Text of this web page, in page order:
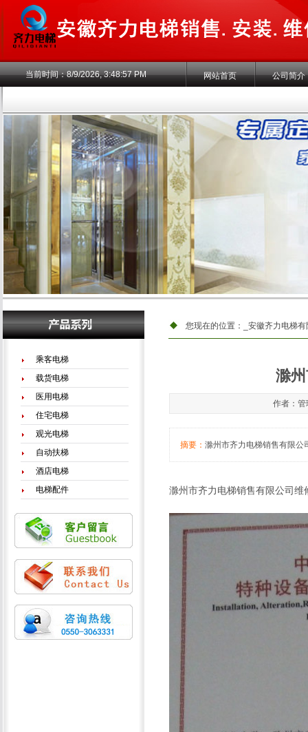
当前时间：8/9/2026, 3:48:58 PM 网站首页 公司简介
乘客电梯
载货电梯
医用电梯
住宅电梯
观光电梯
自动扶梯
酒店电梯
电梯配件
您现在的位置： _安徽齐力电梯
滁
作者：
摘要： 滁州市齐力电梯销售有限公
滁州市齐力电梯销售有限公司维